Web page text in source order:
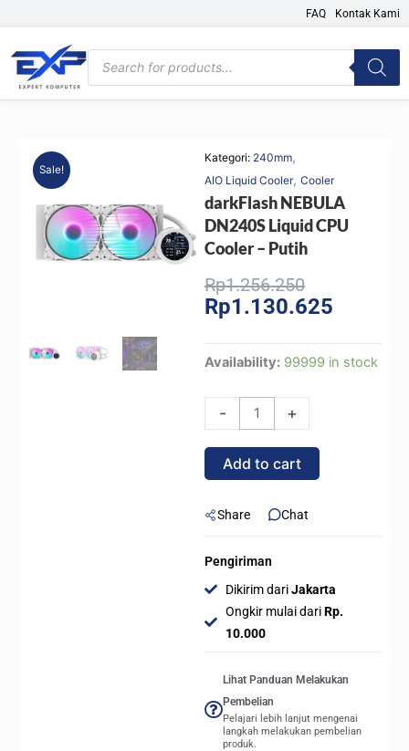
content
FAQ Kontak Kami
Products
search
Sale!
Kategori: 240mm,
AIO Liquid Cooler, Cooler
darkFlash NEBULA
DN240S Liquid CPU
Cooler – Putih
Rp1.256.250Original
price
Rp1.130.625
Availability: 99999 in stock
-
darkFlash
DN240S
Liquid
CPU
Cooler
Putih
+
Add to cart
Share Chat
Pengiriman
Dikirim dariJakarta
Ongkir mulai dariRp.
10.000
Lihat Panduan Melakukan
Pembelian
Pelajari lebih lanjut mengenai
langkah melakukan pembelian
produk.